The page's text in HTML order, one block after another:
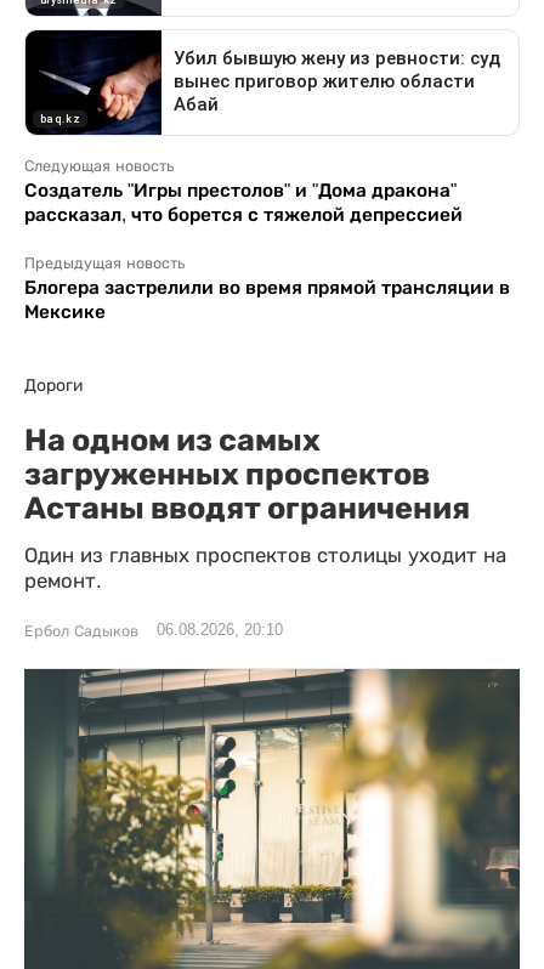
Следующая новость
Создатель "Игры престолов" и "Дома дракона"
рассказал, что борется с тяжелой депрессией
Предыдущая новость
Блогера застрелили во время прямой трансляции в
Мексике
Дороги
На одном из самых
загруженных проспектов
Астаны вводят ограничения
Один из главных проспектов столицы уходит на
ремонт.
Ербол Садыков 06.08.2026, 20:10